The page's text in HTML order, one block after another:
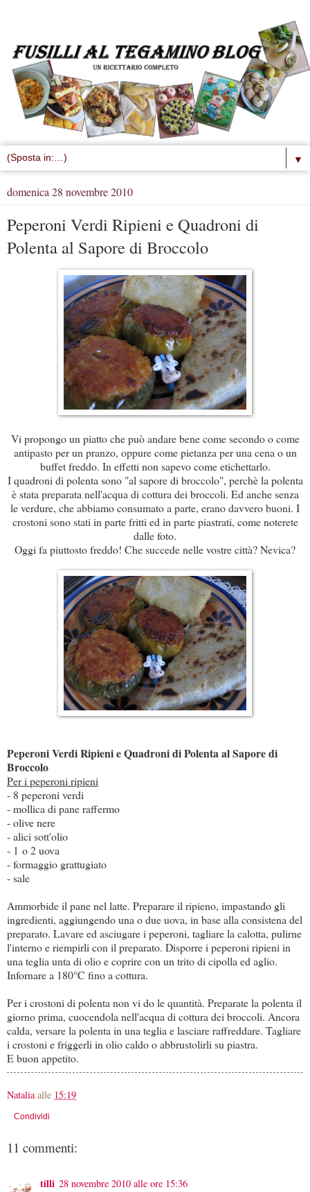
▼
domenica 28 novembre 2010
Peperoni Verdi Ripieni e Quadroni di
Polenta al Sapore di Broccolo
Vi propongo un piatto che può andare bene come secondo o come
antipasto per un pranzo, oppure come pietanza per una cena o un
buffet freddo. In effetti non sapevo come etichettarlo.
I quadroni di polenta sono "al sapore di broccolo", perchè la polenta
è stata preparata nell'acqua di cottura dei broccoli. Ed anche senza
le verdure, che abbiamo consumato a parte, erano davvero buoni. I
crostoni sono stati in parte fritti ed in parte piastrati, come noterete
dalle foto.
Oggi fa piuttosto freddo! Che succede nelle vostre città? Nevica?
Peperoni Verdi Ripieni e Quadroni di Polenta al Sapore di
Broccolo
Per i peperoni ripieni
- 8 peperoni verdi
- mollica di pane raffermo
- olive nere
- alici sott'olio
- 1 o 2 uova
- formaggio grattugiato
- sale
Ammorbide il pane nel latte. Preparare il ripieno, impastando gli
ingredienti, aggiungendo una o due uova, in base alla consistena del
preparato. Lavare ed asciugare i peperoni, tagliare la calotta, pulirne
l'interno e riempirli con il preparato. Disporre i peperoni ripieni in
una teglia unta di olio e coprire con un trito di cipolla ed aglio.
Infornare a 180°C fino a cottura.
Per i crostoni di polenta non vi do le quantità. Preparate la polenta il
giorno prima, cuocendola nell'acqua di cottura dei broccoli. Ancora
calda, versare la polenta in una teglia e lasciare raffreddare. Tagliare
i crostoni e friggerli in olio caldo o abbrustolirli su piastra.
E buon appetito.
Natalia alle 15:19
Condividi
11 commenti:
tilli 28 novembre 2010 alle ore 15:36